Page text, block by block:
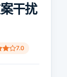
干扰
7.0